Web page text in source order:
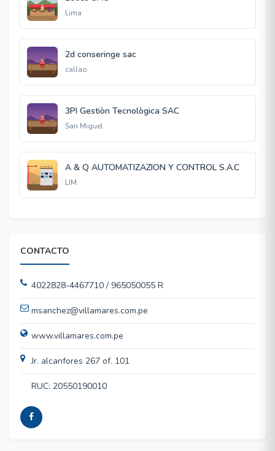
Lima
2d conseringe sac
callao
3PI Gestiòn Tecnològica SAC
San Miguel
A & Q AUTOMATIZAZION Y CONTROL S.A.C
LIM
CONTACTO
4022828-4467710 / 965050055 R
msanchez@villamares.com.pe
www.villamares.com.pe
Jr. alcanfores 267 of. 101
RUC: 20550190010